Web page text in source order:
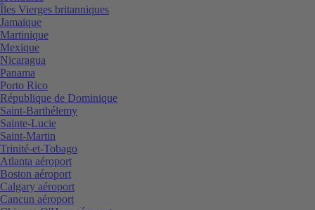
Îles Vierges britanniques
Jamaïque
Martinique
Mexique
Nicaragua
Panama
Porto Rico
République de Dominique
Saint-Barthélemy
Sainte-Lucie
Saint-Martin
Trinité-et-Tobago
Atlanta aéroport
Boston aéroport
Calgary aéroport
Cancun aéroport